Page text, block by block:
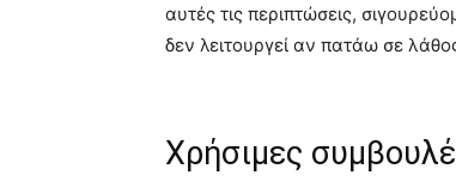
αυτές τις περιπτώσεις,
δεν λειτουργεί αν πατάω σε
Χρήσιμες